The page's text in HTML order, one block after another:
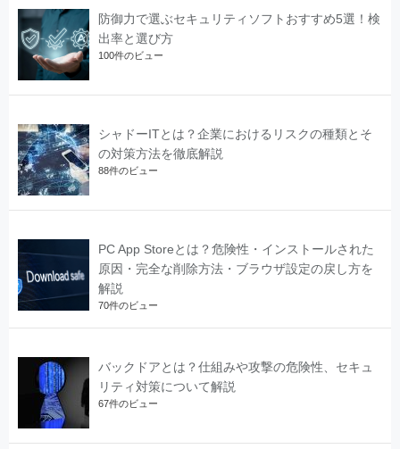
防御力で選ぶセキュリティソフトおすすめ5選！検
出率と選び方
100件のビュー
シャドーITとは？企業におけるリスクの種類とそ
の対策方法を徹底解説
88件のビュー
PC App Storeとは？危険性・インストールされた
原因・完全な削除方法・ブラウザ設定の戻し方を
解説
70件のビュー
バックドアとは？仕組みや攻撃の危険性、セキュ
リティ対策について解説
67件のビュー